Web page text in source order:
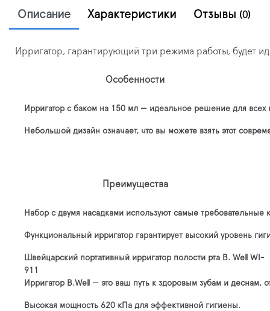
Описание Характеристики Отзывы (0)
Ирригатор, гарантирующий три режима работы, будет
Особенности
Ирригатор с баком на 150 мл — идеальное решение для
Небольшой дизайн означает, что вы можете взять этот
Преимущества
Набор с двумя насадками используют самые
Функциональный ирригатор гарантирует высокий уровень
Швейцарский портативный ирригатор полости рта B. Well WI-
911
Ирригатор B.Well — это ваш путь к здоровым зубам и деснам,
Высокая мощность 620 кПа для эффективной гигиены.